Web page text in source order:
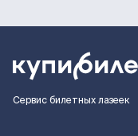
Сервис билетных лазеек